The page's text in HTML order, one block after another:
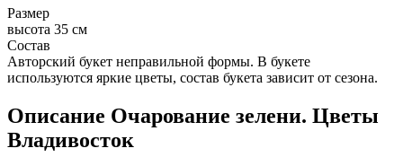
Размер
высота 35 см
Состав
Авторский букет неправильной формы. В букете
используются яркие цветы, состав букета зависит от сезона.
Описание Очарование зелени. Цветы
Владивосток